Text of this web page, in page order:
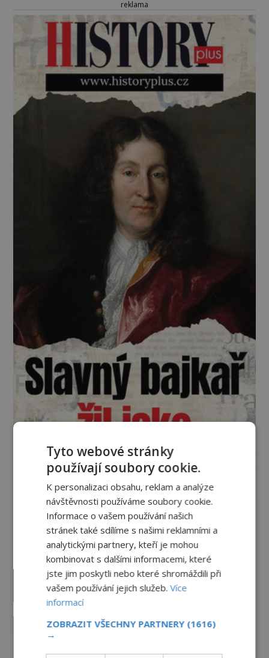
reklama
Vesmír a technologie
Co zachycují tajemné snímky
Marsu? Je na něm přeci jen voda?
PREMIUM 7.8.2026 1.8TIS
Podivné události roku 2023: Jsou
Američané v obležení UFO?
Tyto webové stránky
používají soubory cookie.
K personalizaci obsahu, reklam a analýze
návštěvnosti používáme soubory cookie.
Informace o vašem používání našich
stránek také sdílíme s našimi reklamními a
analytickými partnery, kteří je mohou
kombinovat s dalšími informacemi, které
jste jim poskytli nebo které shromáždili při
vašem používání jejich služeb.Více
informací
ZOBRAZIT VŠECHNY PARTNERY (1616)
→